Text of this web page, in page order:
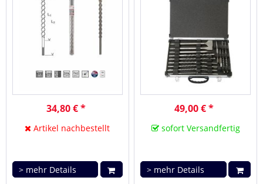
34,80 € *
Artikel nachbestellt
> mehr Details
49,00 € *
sofort Versandfertig
> mehr Details